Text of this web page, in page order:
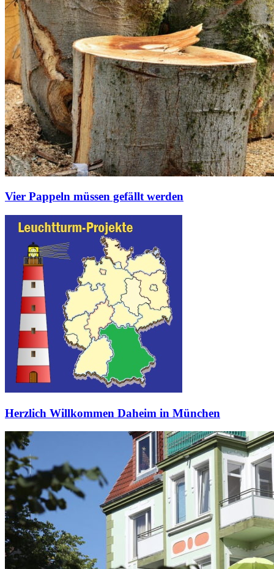
Vier Pappeln müssen gefällt werden
Herzlich Willkommen Daheim in München